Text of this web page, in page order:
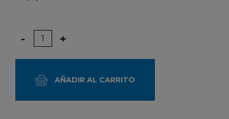
Cantidad
- +
AÑADIR AL CARRITO